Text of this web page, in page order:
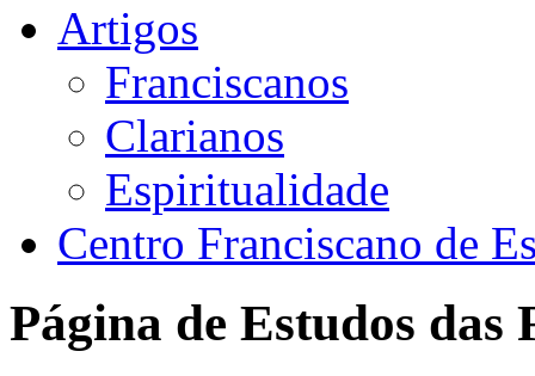
Artigos
Franciscanos
Clarianos
Espiritualidade
Centro Franciscano de
Página de Estudos das